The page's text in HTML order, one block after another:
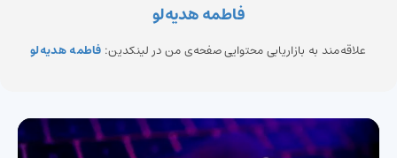
فاطمه هدیه‌لو
علاقه‌مند به بازاریابی محتوایی صفحه‌ی من در لینکدین: فاطمه هدیه‌لو